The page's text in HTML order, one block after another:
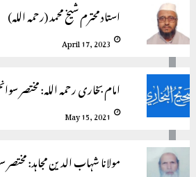
استاد محترم شیخ محمد (رحمہ اللہ)
April 17, 2023
امام بخاری رحمہ اللہ: مختصر
May 15, 2021
مولانا شہاب الدین مجاہد: مختصر